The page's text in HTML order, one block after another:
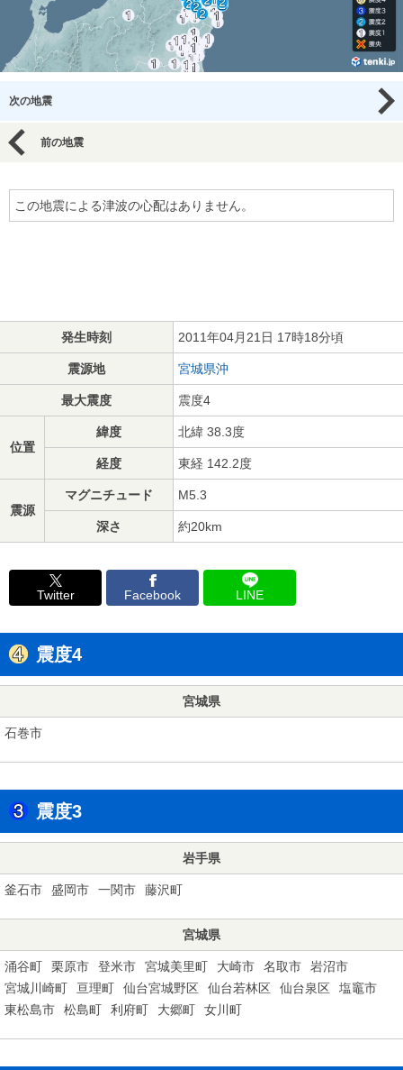
次の地震
前の地震
この地震による津波の心配はありません。
発生時刻 2011年04月21日 17時18分頃
震源地 宮城県沖
最大震度 震度4
位置
緯度 北緯 38.3度
経度 東経 142.2度
震源
マグニチュード M5.3
深さ 約20km
Twitter Facebook LINE
震度4
宮城県
石巻市
震度3
岩手県
釜石市 盛岡市 一関市 藤沢町
宮城県
涌谷町 栗原市 登米市 宮城美里町 大崎市 名取市
岩沼市
宮城川崎町
亘理町 仙台宮城野区 仙台若林区 仙台泉区
塩竈市
東松島市
松島町 利府町 大郷町 女川町